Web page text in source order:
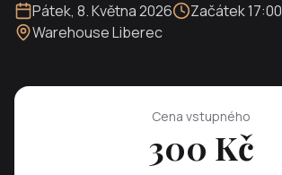
Pátek, 8. Května 2026 Začátek17:00
Warehouse Liberec
Cena vstupného
300 Kč